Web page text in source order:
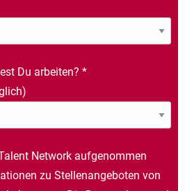
Du arbeiten? *
Network aufgenommen
zu Stellenangeboten von